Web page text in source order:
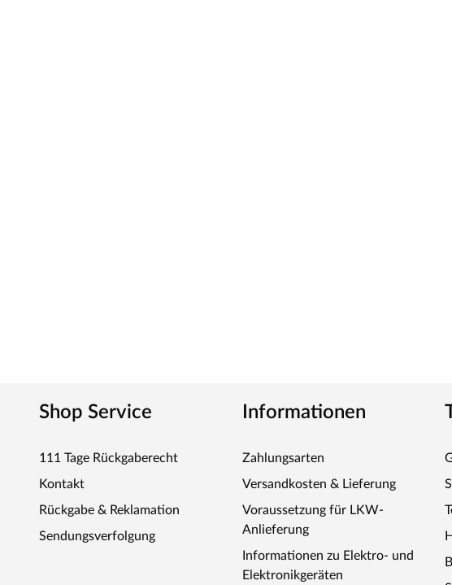
Shop Service
111 Tage Rückgaberecht
Kontakt
Rückgabe & Reklamation
Sendungsverfolgung
Informationen
Zahlungsarten
Versandkosten & Lieferung
Voraussetzung für LKW-
Anlieferung
Informationen zu Elektro- und
Elektronikgeräten